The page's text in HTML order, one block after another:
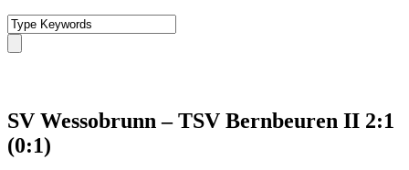
SV Wessobrunn – TSV Bernbeuren II 2:1
(0:1)